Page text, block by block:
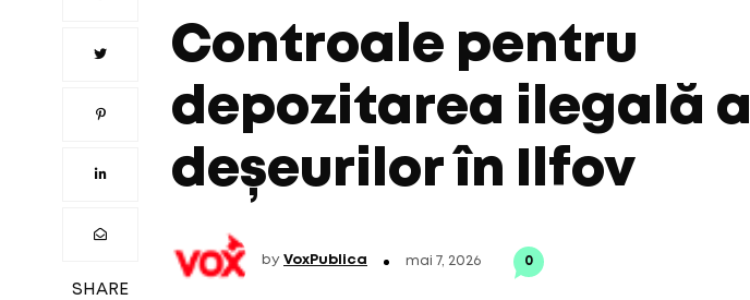
SHARE
Controale pentru
depozitarea ilegală a
deșeurilor în Ilfov
by VoxPublica mai 7, 2026 0